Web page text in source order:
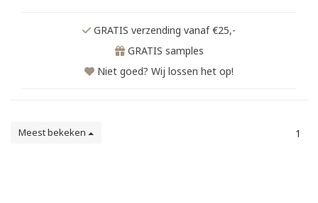
GRATIS verzending vanaf €25,-
GRATIS samples
Niet goed? Wij lossen het op!
Meest bekeken 1